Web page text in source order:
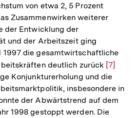
von etwa 2, 5 Prozent
Zusammenwirken weiterer
der Entwicklung der
und der Arbeitszeit ging
1997 die gesamtwirtschaftliche
deutlich zurück Zur
der
Fußnote
[7]
Konjunkturerholung und die
insbesondere in
der Abwärtstrend auf dem
1998 gestoppt werden. Die